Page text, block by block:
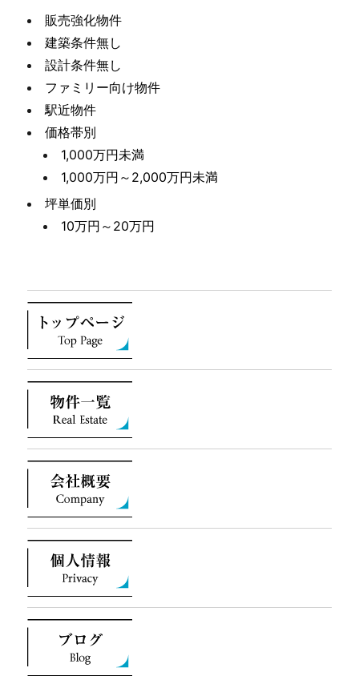
販売強化物件
建築条件無し
設計条件無し
ファミリー向け物件
駅近物件
価格帯別
1,000万円未満
1,000万円～2,000万円未満
坪単価別
10万円～20万円